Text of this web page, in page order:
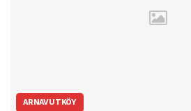
ARNAVUTKÖY